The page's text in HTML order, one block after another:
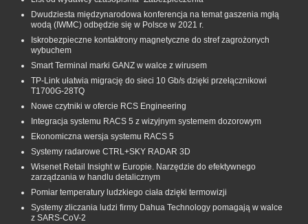
Dwudziesta międzynarodowa konferencja na temat gaszenia mgłą
wodą (IWMC) odbędzie się w Polsce w 2021 r.
Iskrobezpieczne kontaktrony magnetyczne do stref zagrożonych
wybuchem
Smart Terminal marki GANZ w walce z wirusem
TP-Link ułatwia migrację do sieci 10 Gb/s dzięki przełącznikowi
T1700G‑28TQ
Nowe czytniki w ofercie RCS Engineering
Integracja systemu RACS 5 z wizyjnym systemem dozorowym
Ekonomiczna wersja systemu RACS 5
Systemy radarowe CTRL+SKY RADAR 3D
Wisenet Retail Insight w Europie. Narzędzie do efektywnego
zarządzania w handlu detalicznym
Pomiar temperatury ludzkiego ciała dzięki termowizji
Systemy zliczania ludzi firmy Dahua Technology pomagają w walce
z SARS-CoV-2